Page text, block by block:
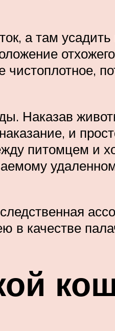
а там
Наказав
и
питомцем и
в качестве